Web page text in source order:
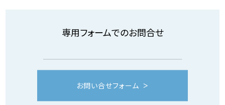
専用フォームでのお問合せ
お問い合せフォーム